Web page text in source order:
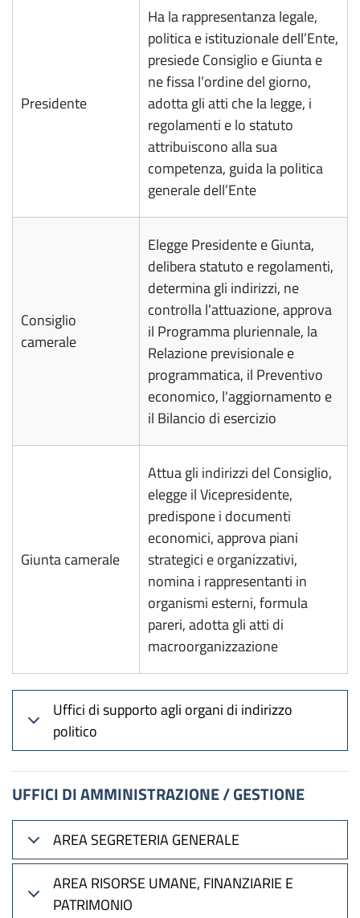
Presidente
Ha la rappresentanza legale,
politica e istituzionale dell’Ente,
presiede Consiglio e Giunta e
ne fissa l’ordine del giorno,
adotta gli atti che la legge, i
regolamenti e lo statuto
attribuiscono alla sua
competenza, guida la politica
generale dell’Ente
Consiglio
camerale
Elegge Presidente e Giunta,
delibera statuto e regolamenti,
determina gli indirizzi, ne
controlla l’attuazione, approva
il Programma pluriennale, la
Relazione previsionale e
programmatica, il Preventivo
economico, l'aggiornamento e
il Bilancio di esercizio
Giunta camerale
Attua gli indirizzi del Consiglio,
elegge il Vicepresidente,
predispone i documenti
economici, approva piani
strategici e organizzativi,
nomina i rappresentanti in
organismi esterni, formula
pareri, adotta gli atti di
macroorganizzazione
Uffici di supporto agli organi di indirizzo
politico
UFFICI DI AMMINISTRAZIONE / GESTIONE
AREA SEGRETERIA GENERALE
AREA RISORSE UMANE, FINANZIARIE E
PATRIMONIO